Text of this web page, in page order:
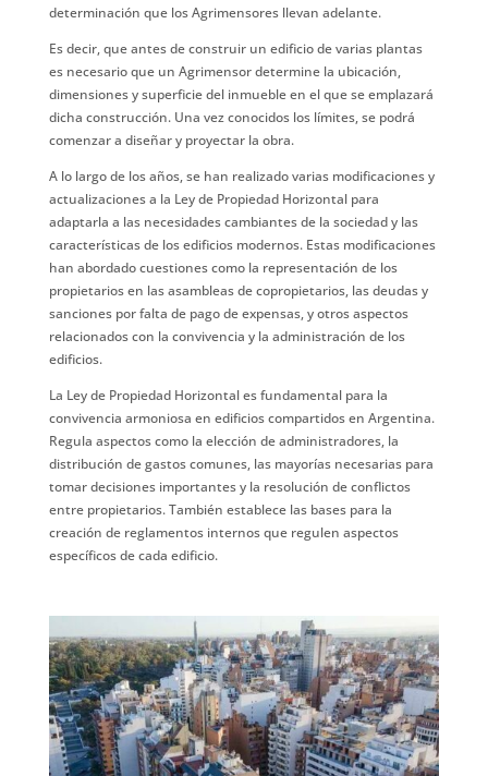
determinación que los Agrimensores llevan adelante.
Es decir, que antes de construir un edificio de varias plantas
es necesario que un Agrimensor determine la ubicación,
dimensiones y superficie del inmueble en el que se emplazará
dicha construcción. Una vez conocidos los límites, se podrá
comenzar a diseñar y proyectar la obra.
A lo largo de los años, se han realizado varias modificaciones y
actualizaciones a la Ley de Propiedad Horizontal para
adaptarla a las necesidades cambiantes de la sociedad y las
características de los edificios modernos. Estas modificaciones
han abordado cuestiones como la representación de los
propietarios en las asambleas de copropietarios, las deudas y
sanciones por falta de pago de expensas, y otros aspectos
relacionados con la convivencia y la administración de los
edificios.
La Ley de Propiedad Horizontal es fundamental para la
convivencia armoniosa en edificios compartidos en Argentina.
Regula aspectos como la elección de administradores, la
distribución de gastos comunes, las mayorías necesarias para
tomar decisiones importantes y la resolución de conflictos
entre propietarios. También establece las bases para la
creación de reglamentos internos que regulen aspectos
específicos de cada edificio.